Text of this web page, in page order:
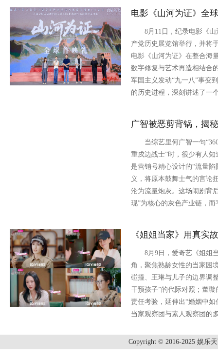
电影《山河为证》全
8月11日，纪录电影《山
产党历史展览馆举行，并
电影《山河为证》在整合海
数字修复与艺术再造相结合
军国主义发动“九一八”事变
的历史进程，深刻讲述了一
广智被恶剪背锅，揭
当综艺里何广智一句
重戍边战士”时，很少有人
是营销号精心设计的“流量
义，将原本鼓舞士气的言论
沦为流量炮灰。这场闹剧背
现”为核心的灰色产业链，而
《姐姐当家》用真实
8月9日，爱奇艺《姐姐当
角，聚焦熟龄女性的当家
碰撞、王琳与儿子的边界调
干预孩子”的代际对照；董
责任考验，延伸出“婚姻中
当家观察团与素人观察团的
Copyright © 2016-2025 娱乐